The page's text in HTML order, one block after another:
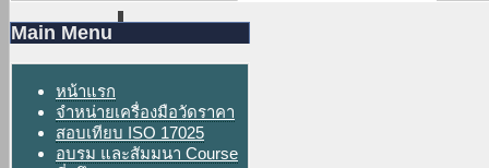
Main Menu
หน้าแรก
จำหน่ายเครื่องมือวัดราคา
สอบเทียบ ISO 17025
อบรม และสัมมนา Course